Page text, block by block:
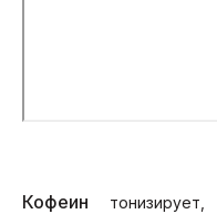
Кофеин тонизирует,